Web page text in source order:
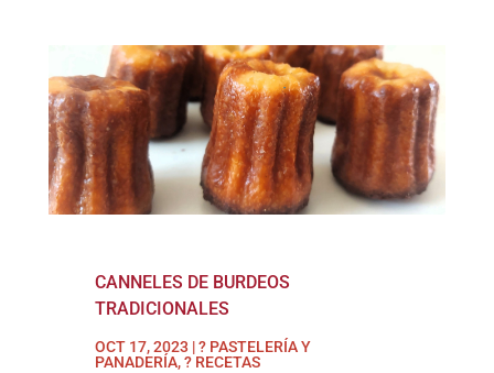
CANNELES DE BURDEOS
TRADICIONALES
OCT 17, 2023 |? PASTELERÍA Y
PANADERÍA,? RECETAS